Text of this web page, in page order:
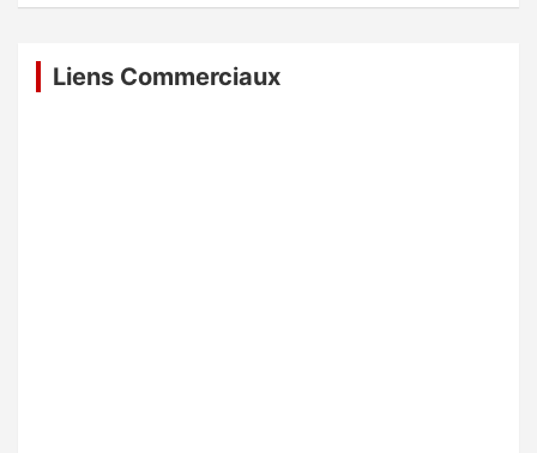
Liens Commerciaux